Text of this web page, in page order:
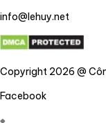
info@lehuy.net
Copyright 2026 @
Facebook